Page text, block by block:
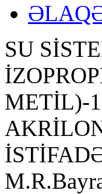
SU
METİL)-